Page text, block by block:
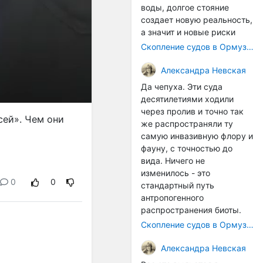
Чем они
0 0
воды, долгое стояние
создает новую реальность,
а значит и новые риски
Скопление судов в Ормузском проливе грозит катастрофическим распространением инвазивных видов
Александра Невская
Да чепуха. Эти суда
десятилетиями ходили
через пролив и точно так
же распространяли ту
самую инвазивную флору и
фауну, с точностью до
вида. Ничего не
изменилось - это
стандартный путь
антропогенного
распространения биоты.
Скопление судов в Ормузском проливе грозит катастрофическим распространением инвазивных видов
Александра Невская